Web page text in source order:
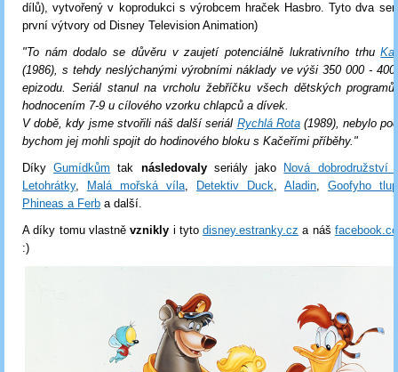
dílů), vytvořený v koprodukci s výrobcem hraček Hasbro. Tyto dva
první výtvory od Disney Television Animation)
"To nám dodalo se důvěru v zaujetí potenciálně lukrativního trhu
(1986), s tehdy neslýchanými výrobními náklady ve výši 350 000 - 400
epizodu. Seriál stanul na vrcholu žebříčku všech dětských
hodnocením 7-9 u cílového vzorku chlapců a dívek.
V době, kdy jsme stvořili náš další seriál Rychlá Rota(1989), nebylo
bychom jej mohli spojit do hodinového bloku s Kačeřími příběhy."
DíkyGumídkům tak následovaly seriály jako
Nová dobrodružství
Letohrátky, Malá mořská víla, Detektiv Duck, Aladin, Goofyho
Phineas a Ferb a další.
A díky tomu vlastněvznikly i tytodisney.estranky.cz a náš
:)